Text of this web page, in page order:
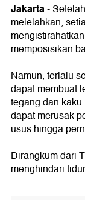
Jakarta-
melelahkan,
memposisikan
Namun, terlalu
dapat membuat
tegang dan
dapat merusak
usus hingga
Dirangkum dari
menghindari